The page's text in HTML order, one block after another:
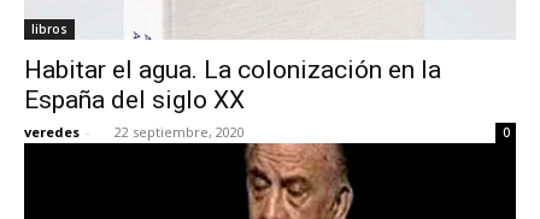
libros
Habitar el agua. La colonización en la
España del siglo XX
veredes - 22 septiembre, 2020 0